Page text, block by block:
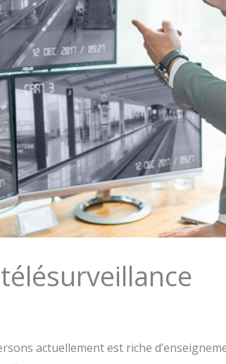
actuellement est riche